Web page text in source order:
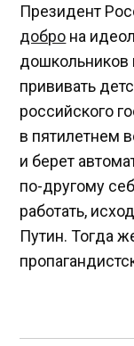
Президент
добро на
дошкольников
прививать
российского
в пятилетнем
и берет
по-другому
работать,
Путин. Тогда